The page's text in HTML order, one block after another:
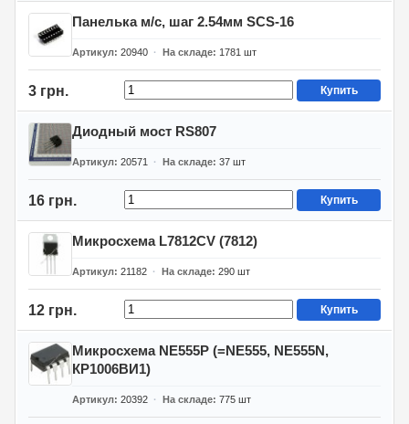
Панелька м/с, шаг 2.54мм SCS-16
Артикул 20940 На складе 1781 шт
3 грн. Купить
Диодный мост RS807
Артикул 20571 На складе 37 шт
16 грн. Купить
Микросхема L7812CV (7812)
Артикул 21182 На складе 290 шт
12 грн. Купить
Микросхема NE555P (=NE555, NE555N,
КР1006ВИ1)
Артикул 20392 На складе 775 шт